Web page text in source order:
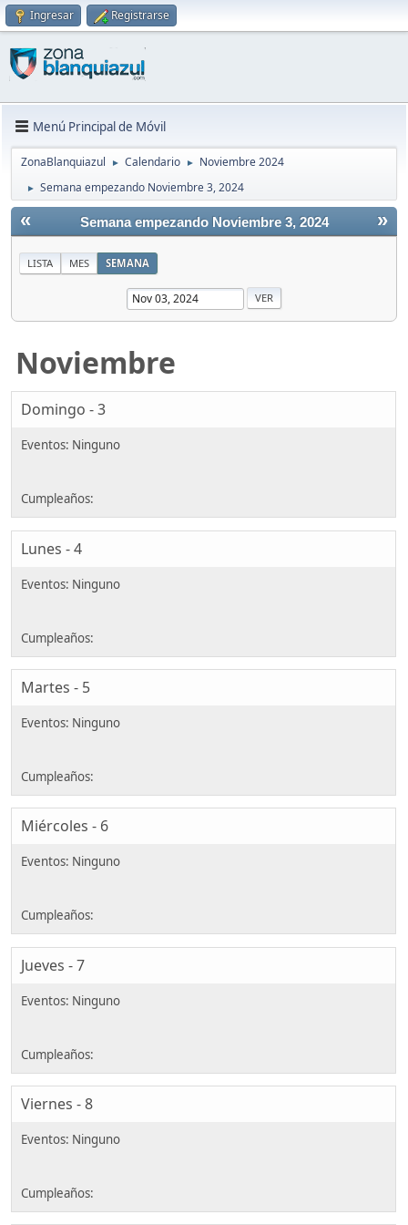
Ingresar Registrarse
Menú Principal de Móvil
ZonaBlanquiazul ► Calendario ► Noviembre 2024
► Semana empezando Noviembre 3, 2024
« »
Semana empezando Noviembre 3, 2024
LISTA MES SEMANA
Noviembre
Domingo - 3
Lunes - 4
Martes - 5
Miércoles - 6
Jueves - 7
Viernes - 8